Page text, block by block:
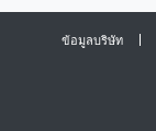
ข้อมูลบริษัท